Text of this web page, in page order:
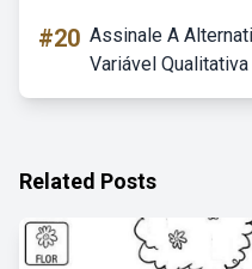
#20 Assinale A
Variável
Related Posts